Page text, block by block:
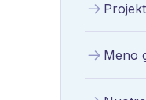
Meno